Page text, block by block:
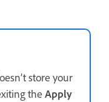
store your
the Apply